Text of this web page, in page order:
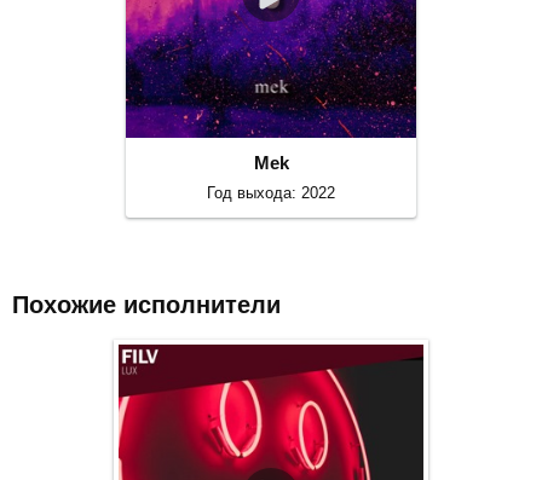
Mek
Год выхода: 2022
Похожие исполнители